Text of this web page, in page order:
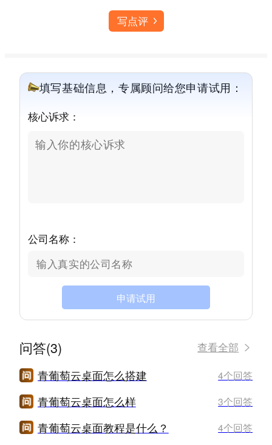
写点评
填写基础信息，专属顾问给您申请试用：
核心诉求：
公司名称：
申请试用
问答(3) 查看全部
青葡萄云桌面怎么搭建 4个回答
青葡萄云桌面怎么样 3个回答
青葡萄云桌面教程是什么？ 4个回答